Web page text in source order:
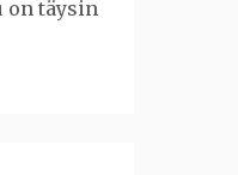
on täysin